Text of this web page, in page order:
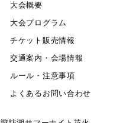
大会概要
大会プログラム
チケット販売情報
交通案内・会場情報
ルール・注意事項
よくあるお問い合わせ